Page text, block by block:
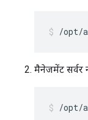
/opt/
मैनेजमेंट सर्वर
/opt/